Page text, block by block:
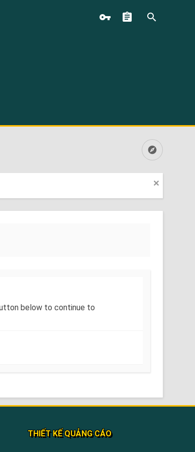
below to continue to
THIẾT KẾ QUẢNG CÁO